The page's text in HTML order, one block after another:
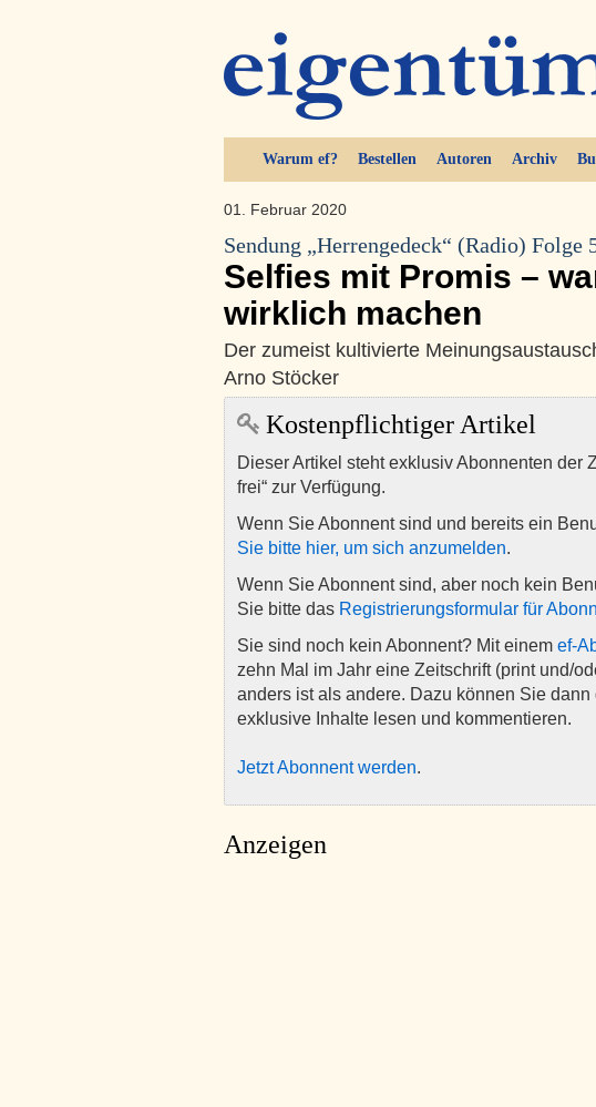
Warum ef? Bestellen Autoren Archiv
01. Februar 2020
Sendung „Herrengedeck“ (Radio) Folge
Selfies mit Promis –
wirklich machen
Der zumeist kultivierte
Arno Stöcker
Kostenpflichtiger Artikel
Dieser Artikel steht exklusiv Abonnenten der
frei“ zur Verfügung.
Wenn Sie Abonnent sind und bereits ein
Sie bitte hier, um sich anzumelden.
Wenn Sie Abonnent sind, aber noch kein
Sie bitte das Registrierungsformular für
Sie sind noch kein Abonnent? Mit einem ef-
zehn Mal im Jahr eine Zeitschrift (print und/
anders ist als andere. Dazu können Sie
exklusive Inhalte lesen und kommentieren.
Jetzt Abonnent werden.
Anzeigen